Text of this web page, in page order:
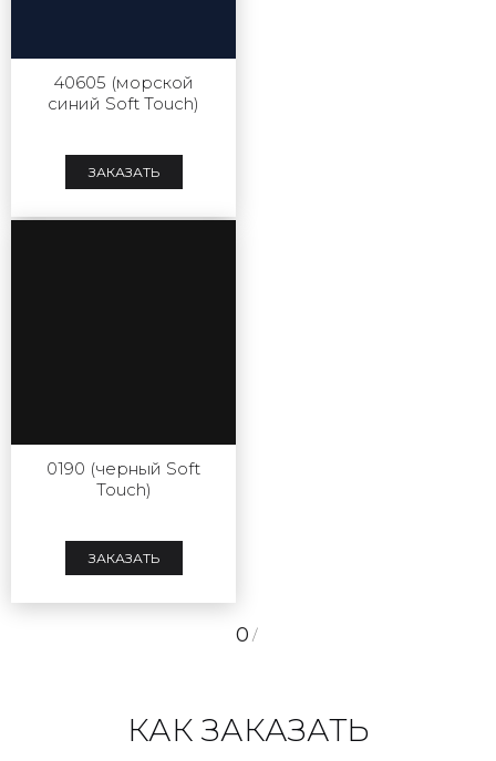
0 /
40605 (морской
синий Soft Touch)
ЗАКАЗАТЬ
0190 (черный Soft
Touch)
ЗАКАЗАТЬ
КАК ЗАКАЗАТЬ